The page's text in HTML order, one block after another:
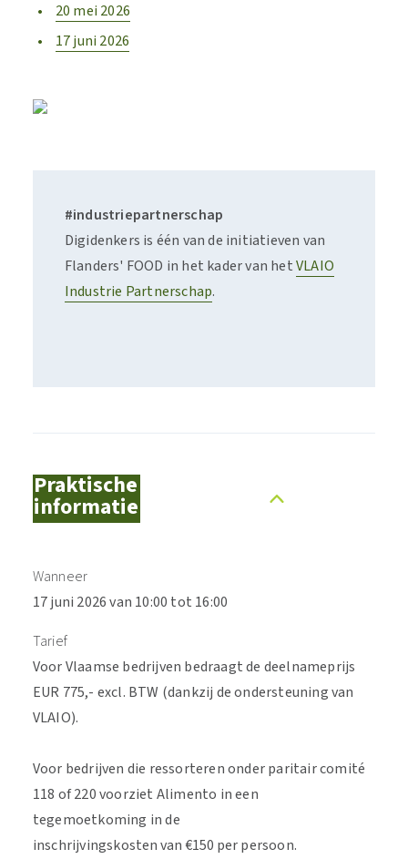
20 mei 2026
17 juni 2026
#industriepartnerschap
Digidenkers is één van de initiatieven van
Flanders' FOOD in het kader van hetVLAIO
Industrie Partnerschap.
Praktische
informatie
Wanneer
17 juni 2026 van 10:00 tot 16:00
Tarief
Voor Vlaamse bedrijven bedraagt de deelnameprijs
EUR 775,- excl. BTW (dankzij de ondersteuning van
VLAIO).
Voor bedrijven die ressorteren onder paritair comité
118 of 220 voorziet Alimento in een
tegemoetkoming in de
inschrijvingskosten van €150 per persoon.